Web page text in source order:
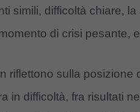
simili, difficoltà chiare,
di crisi pesante,
riflettono sulla posizione
in difficoltà, fra risultati